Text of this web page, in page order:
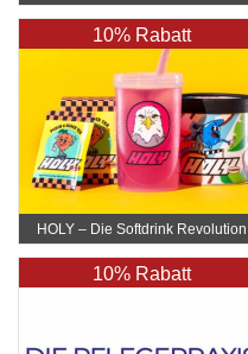
10% Rabatt
HOLY – Die Softdrink Revolution
10% Rabatt